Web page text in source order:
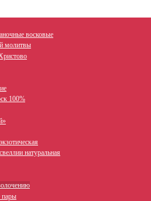
восковые
молитвы
100%
натуральная
пары